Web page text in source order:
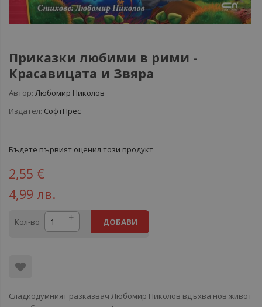
Приказки любими в рими -
Красавицата и Звяра
Автор: Любомир Николов
Издател: СофтПрес
Бъдете първият оценил този продукт
2,55 €
4,99 лв.
Кол-во ДОБАВИ
Сладкодумният разказвач Любомир Николов вдъхва нов живот